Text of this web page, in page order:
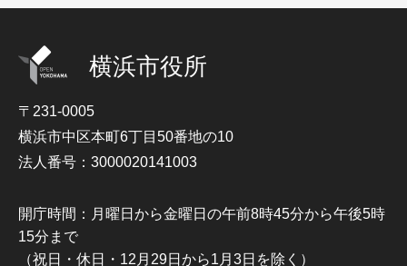
横浜市役所
〒231-0005
横浜市中区本町6丁目50番地の10
法人番号：3000020141003
開庁時間：月曜日から金曜日の午前8時45分から午後5時
15分まで
（祝日・休日・12月29日から1月3日を除く）